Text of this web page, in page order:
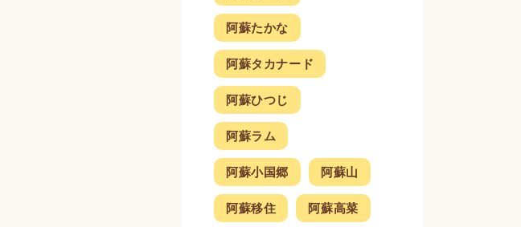
阿蘇たかな
阿蘇タカナード
阿蘇ひつじ
阿蘇ラム
阿蘇小国郷 阿蘇山
阿蘇移住 阿蘇高菜